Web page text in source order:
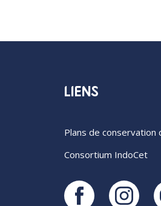
LIENS
Plans de conservation
Consortium IndoCet